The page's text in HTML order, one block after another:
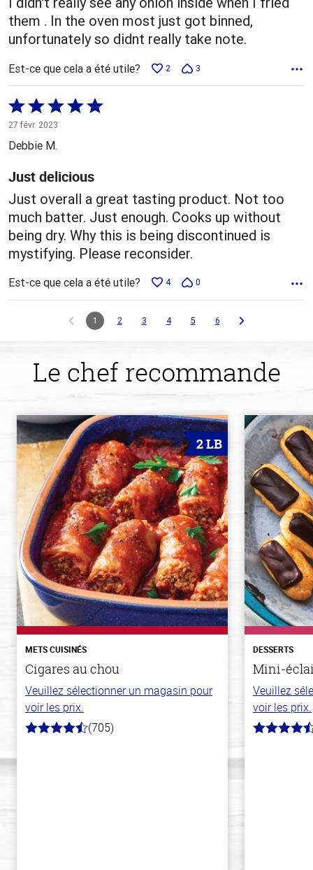
them . In the oven most just got binned,
unfortunately so didnt really take note.
Est-ce que cela a été utile? 2 3
Coté
5 sur
5
27 févr. 2023
Debbie M.
Just delicious
Just overall a great tasting product. Not too
much batter. Just enough. Cooks up without
being dry. Why this is being discontinued is
mystifying. Please reconsider.
Est-ce que cela a été utile? 4 0
1 2 3 4 5 6
Le chef recommande
2 LB
METS CUISINÉS
Cigares au chou
Veuillez sélectionner un magasin pour
voir les prix.
4.6
(705)
DESSERTS
Mini-
Veuillez
voir les prix.
4.7